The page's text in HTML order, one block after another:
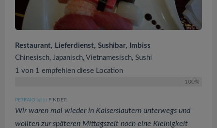
Restaurant, Lieferdienst, Sushibar, Imbiss
Chinesisch, Japanisch, Vietnamesisch, Sushi
1 von 1 empfehlen diese Location
100%
PETRAIO (632 ) FINDET:
Wir waren mal wieder in Kaiserslautern unterwegs und
wollten zur späteren Mittagszeit noch eine Kleinigkeit